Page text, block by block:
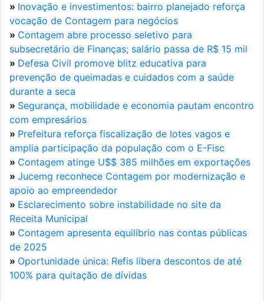
» Inovação e investimentos: bairro planejado reforça
vocação de Contagem para negócios
» Contagem abre processo seletivo para
subsecretário de Finanças; salário passa de R$ 15 mil
» Defesa Civil promove blitz educativa para
prevenção de queimadas e cuidados com a saúde
durante a seca
» Segurança, mobilidade e economia pautam encontro
com empresários
» Prefeitura reforça fiscalização de lotes vagos e
amplia participação da população com o E-Fisc
» Contagem atinge U$$ 385 milhões em exportações
» Jucemg reconhece Contagem por modernização e
apoio ao empreendedor
» Esclarecimento sobre instabilidade no site da
Receita Municipal
» Contagem apresenta equilíbrio nas contas públicas
de 2025
» Oportunidade única: Refis libera descontos de até
100% para quitação de dívidas